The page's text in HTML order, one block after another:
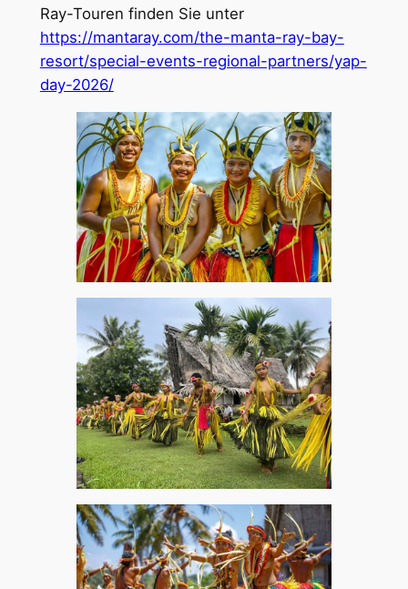
Ray-Touren finden Sie unter
https://mantaray.com/the-manta-ray-bay-
resort/special-events-regional-partners/yap-
day-2026/